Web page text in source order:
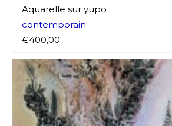
Aquarelle sur yupo
contemporain
€400,00